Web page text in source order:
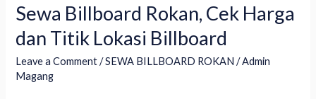
Sewa Billboard Rokan, Cek Harga
dan Titik Lokasi Billboard
Leave a Comment /SEWA BILLBOARD ROKAN /Admin
Magang